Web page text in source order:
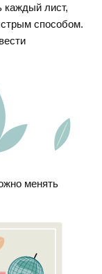
каждый лист,
способом.
менять